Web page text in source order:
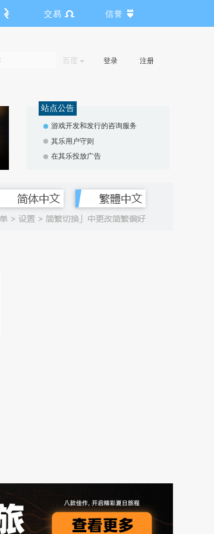
交易 信誉
百度 登录 注册
站点公告
游戏开发和发行的咨询服务
其乐用户守则
在其乐投放广告